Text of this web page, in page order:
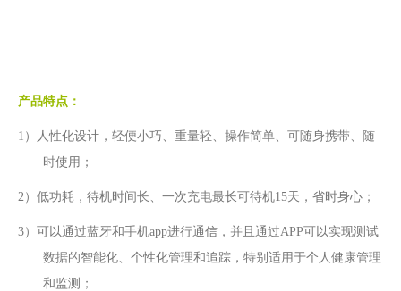
产品特点：
1）⼈性化设计，轻便⼩巧、重量轻、操作简单、可随⾝携带、随
时使⽤；
2）低功耗，待机时间⻓、⼀次充电最⻓可待机15天，省时⾝⼼；
3）可以通过蓝⽛和⼿机app进⾏通信，并且通过APP可以实现测试
数据的智能化、个性化管理和追踪，特别适⽤于个⼈健康管理
和监测；